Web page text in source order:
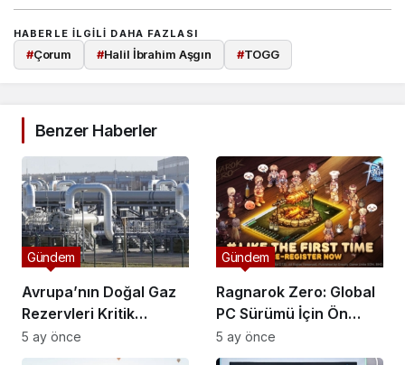
HABERLE ILGILI DAHA FAZLASI
#Çorum #Halil İbrahim Aşgın #TOGG
Benzer Haberler
Avrupa’nın Doğal Gaz
Rezervleri Kritik
Düzeye Geriledi
Gündem
5 ay önce
Ragnarok Zero: Global
PC Sürümü İçin Ön
Kayıtlar Başladı
Gündem
5 ay önce